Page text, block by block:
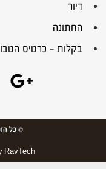
דיור
החתונה
בקלות – כרטיס
© כל
RavTech